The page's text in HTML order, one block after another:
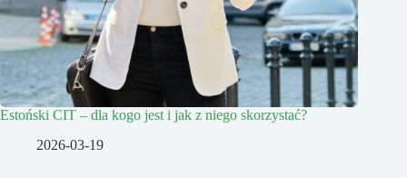
Estoński CIT – dla kogo jest i jak z niego skorzystać?
2026-03-19